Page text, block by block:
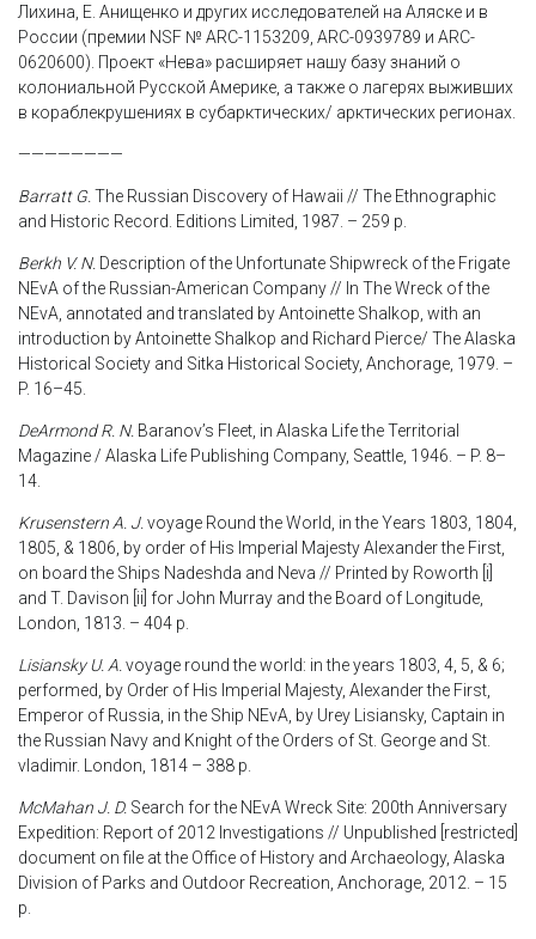
Лихина, Е. Анищенко и других исследователей на Аляске и в
России (премии NSF № ARC-1153209, ARC-0939789 и ARC-
0620600). Проект «Нева» расширяет нашу базу знаний о
колониальной Русской Америке, а также о лагерях выживших
в кораблекрушениях в субарктических/ арктических регионах.
————————
Barratt G.The Russian Discovery of Hawaii // The Ethnographic
and Historic Record. Editions Limited, 1987. – 259 p.
Berkh V. N. Description of the Unfortunate Shipwreck of the Frigate
NEvA of the Russian-American Company // In The Wreck of the
NEvA, annotated and translated by Antoinette Shalkop, with an
introduction by Antoinette Shalkop and Richard Pierce/ The Alaska
Historical Society and Sitka Historical Society, Anchorage, 1979. –
P. 16–45.
DeArmond R. N. Baranov’s Fleet, in Alaska Life the Territorial
Magazine / Alaska Life Publishing Company, Seattle, 1946. – P. 8–
14.
Krusenstern A. J.voyage Round the World, in the Years 1803, 1804,
1805, & 1806, by order of His Imperial Majesty Alexander the First,
on board the Ships Nadeshda and Neva // Printed by Roworth [i]
and T. Davison [ii] for John Murray and the Board of Longitude,
London, 1813. – 404 p.
Lisiansky U. A.voyage round the world: in the years 1803, 4, 5, & 6;
performed, by Order of His Imperial Majesty, Alexander the First,
Emperor of Russia, in the Ship NEvA, by Urey Lisiansky, Captain in
the Russian Navy and Knight of the Orders of St. George and St.
vladimir. London, 1814 – 388 p.
McMahan J. D. Search for the NEvA Wreck Site: 200th Anniversary
Expedition: Report of 2012 Investigations // Unpublished [restricted]
document on file at the Office of History and Archaeology, Alaska
Division of Parks and Outdoor Recreation, Anchorage, 2012. – 15
p.